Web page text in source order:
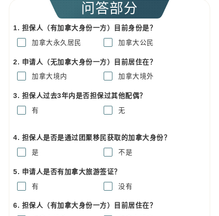
问答部分
1. 担保人（有加拿大身份一方）目前身份是？
加拿大永久居民
加拿大公民
2. 申请人（无加拿大身份一方）目前居住在？
加拿大境内
加拿大境外
3. 担保人过去3年内是否担保过其他配偶？
有
无
4. 担保人是否是通过团聚移民获取的加拿大身份？
是
不是
5. 申请人是否有加拿大旅游签证？
有
没有
6. 担保人（有加拿大身份一方）目前居住在？